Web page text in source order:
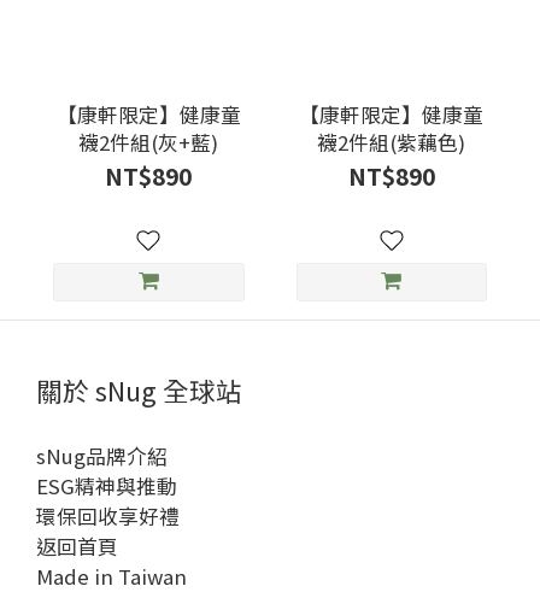
【康軒限定】健康童
襪2件組(灰+藍)
NT$890
【康軒限定】健康童
襪2件組(紫藕色)
NT$890
關於 sNug 全球站
sNug品牌介紹
ESG精神與推動
環保回收享好禮
返回首頁
Made in Taiwan